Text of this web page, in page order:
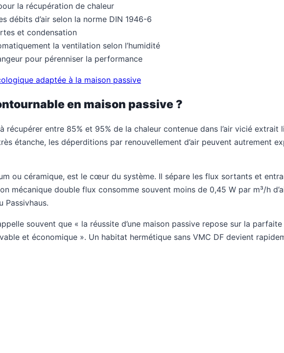
la récupération de chaleur
débits d’air selon la norme DIN 1946-6
et condensation
la ventilation selon l’humidité
pour pérenniser la performance
adaptée à la maison passive
en maison passive ?
récupérer entre 85% et 95% de la chaleur contenue dans l’air vicié extrait
étanche, les déperditions par renouvellement d’air peuvent autrement
ou céramique, est le cœur du système. Il sépare les flux sortants et
mécanique double flux consomme souvent moins de 0,45 W par m³/h
Passivhaus.
souvent que « la réussite d’une maison passive repose sur la parfaite
et économique ». Un habitat hermétique sans VMC DF devient